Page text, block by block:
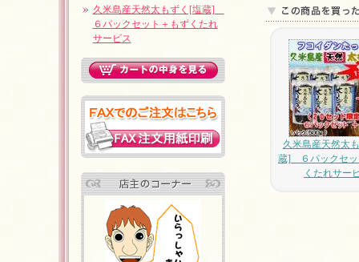
久米島産天然太もずく[塩蔵]
６パックセット＋もずくたれ
サービス
久米島産天然太
蔵] ６パックセッ
くたれサー